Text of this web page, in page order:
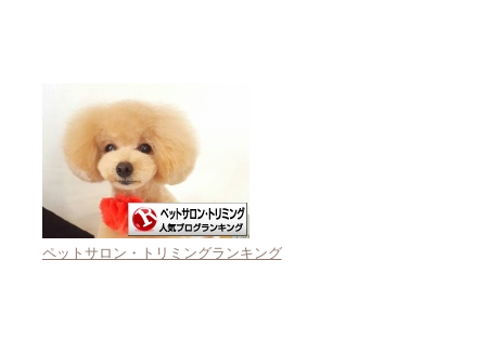
ペットサロン・トリミングランキング